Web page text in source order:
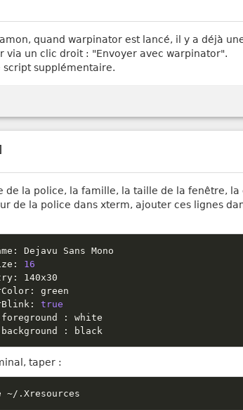
quand warpinator est lancé, il y a déjà
via un clic droit : "Envoyer avec warpinator".
script supplémentaire.
de la police, la famille, la taille de la fenêtre,
de la police dans xterm, ajouter ces lignes
:
Dejavu Sans Mono
:
16
:
140x30
:
green
:
true
foreground :
white
background : black
taper :
~/ .Xresources